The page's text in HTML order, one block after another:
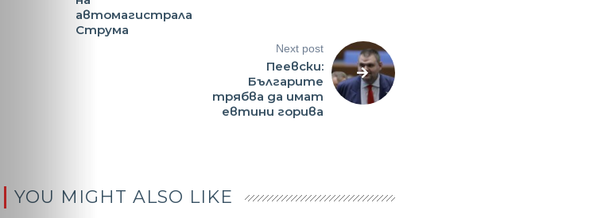
автомагистрала
Струма
Next post
Пеевски:
Българите
трябва да имат
евтини горива
YOU MIGHT ALSO LIKE